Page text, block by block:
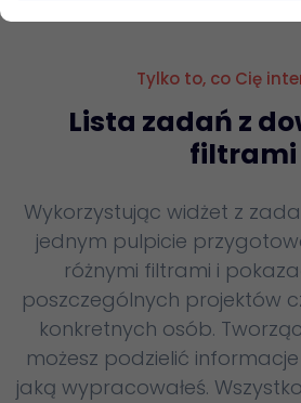
Tylko to, co Cię
Lista zadań z
filtrami
Wykorzystując widżet z
jednym pulpicie
różnymi filtrami i
poszczególnych projektów
konkretnych osób.
możesz podzielić
jaką wypracowałeś.